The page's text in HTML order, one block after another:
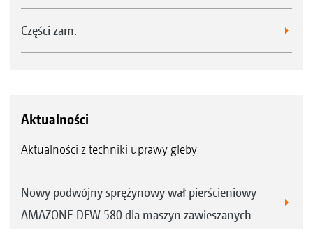
Części zam.
Aktualności
Aktualności z techniki uprawy gleby
Nowy podwójny sprężynowy wał pierścieniowy
AMAZONE DFW 580 dla maszyn zawieszanych